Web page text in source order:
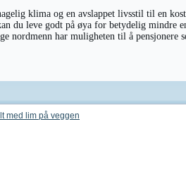
klima og en avslappet livsstil til en
du leve godt på øya for betydelig
nordmenn har muligheten til å
med lim på veggen